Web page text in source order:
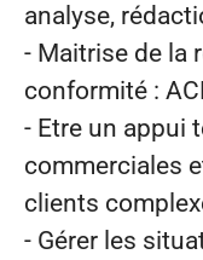
analyse,
- Maitrise de la
conformité :
- Etre un appui
commerciales
clients
- Gérer les